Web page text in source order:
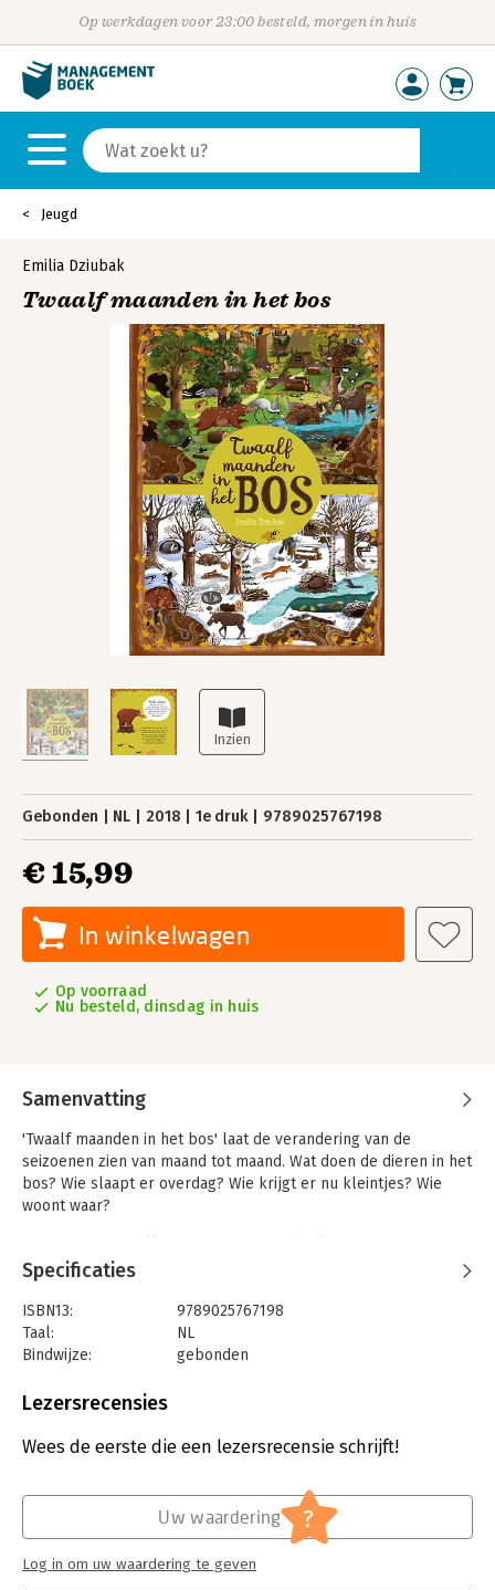
Op werkdagen voor 23:00 besteld, morgen in huis
Jeugd
Emilia Dziubak
Twaalf maanden in het bos
Gebonden NL 2018 1e druk 9789025767198
€ 15,99
In winkelwagen
Op voorraad
Nu besteld, dinsdag in huis
Samenvatting
'Twaalf maanden in het bos' laat de verandering van de
seizoenen zien van maand tot maand. Wat doen de dieren in het
bos? Wie slaapt er overdag? Wie krijgt er nu kleintjes? Wie
woont waar?
veranderen van maand tot maand. Alle bosbewoners staan op
elke dubbele pagina en zijn dus in elke maand terug te vinden.
Afhankelijk van het weer en het tijdstip (dag of nacht) zijn ze
steeds op een andere plek weer iets anders aan het doen. Wie
woont waar? Wie slaapt er overdag? Welk dier vindt een maatje
naar deze antwoorden beleeft je peuter of kleuter eindeloos
Specificaties
ISBN13:
9789025767198
Taal:
NL
Bindwijze:
gebonden
Uitgever:
Verschijningsdatum:
27-2-2018
Lezersrecensies
Wees de eerste die een lezersrecensie schrijft!
Uw waardering ?
Log in om uw waardering te geven